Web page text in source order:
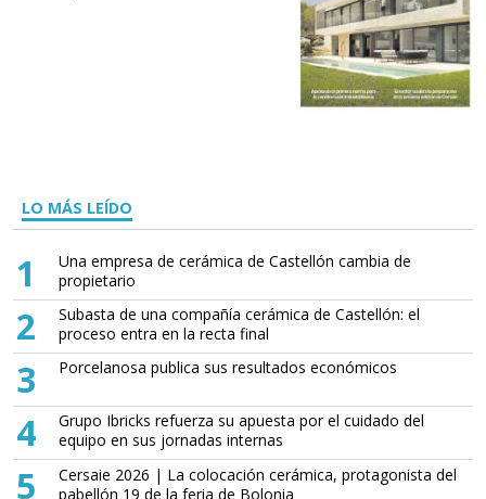
LO MÁS LEÍDO
1
Una empresa de cerámica de Castellón cambia de
propietario
2
Subasta de una compañía cerámica de Castellón: el
proceso entra en la recta final
3 Porcelanosa publica sus resultados económicos
4
Grupo Ibricks refuerza su apuesta por el cuidado del
equipo en sus jornadas internas
5
Cersaie 2026 | La colocación cerámica, protagonista del
pabellón 19 de la feria de Bolonia